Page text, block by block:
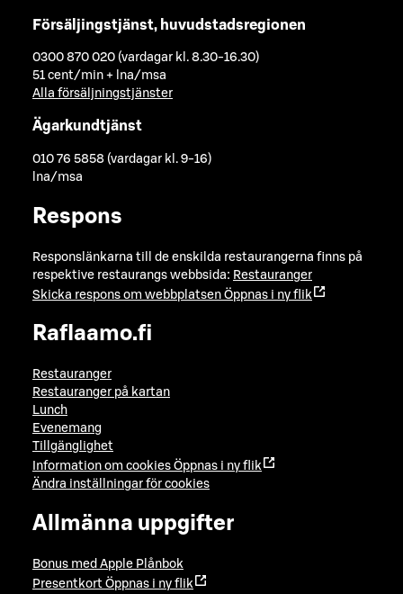
Försäljingstjänst, huvudstadsregionen
0300 870 020 (vardagar kl. 8.30-16.30)
51 cent/min + lna/msa
Alla försäljningstjänster
Ägarkundtjänst
010 76 5858 (vardagar kl. 9-16)
lna/msa
Respons
Responslänkarna till de enskilda restaurangerna finns på
respektive restaurangs webbsida: Restauranger
Skicka respons om webbplatsen Öppnas i ny flik
Raflaamo.fi
Restauranger
Restauranger på kartan
Lunch
Evenemang
Tillgänglighet
Information om cookies Öppnas i ny flik
Ändra inställningar för cookies
Allmänna uppgifter
Bonus med Apple Plånbok
Presentkort Öppnas i ny flik